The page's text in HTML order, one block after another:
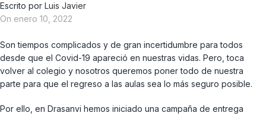
Escrito por Luis Javier
On enero 10, 2022
Son tiempos complicados y de gran incertidumbre para todos
desde que el Covid-19 apareció en nuestras vidas. Pero, toca
volver al colegio y nosotros queremos poner todo de nuestra
parte para que el regreso a las aulas sea lo más seguro posible.
Por ello, en Drasanvi hemos iniciado una campaña de entrega